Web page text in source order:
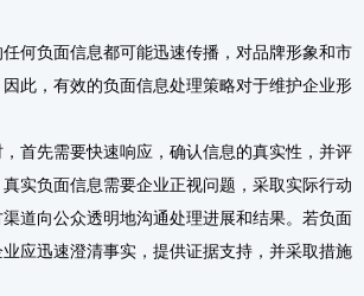
何负面信息都可能迅速传播，对品牌形象和市
此，有效的负面信息处理策略对于维护企业形
首先需要快速响应，确认信息的真实性，并评
实负面信息需要企业正视问题，采取实际行动
道向公众透明地沟通处理进展和结果。若负面
应迅速澄清事实，提供证据支持，并采取措施